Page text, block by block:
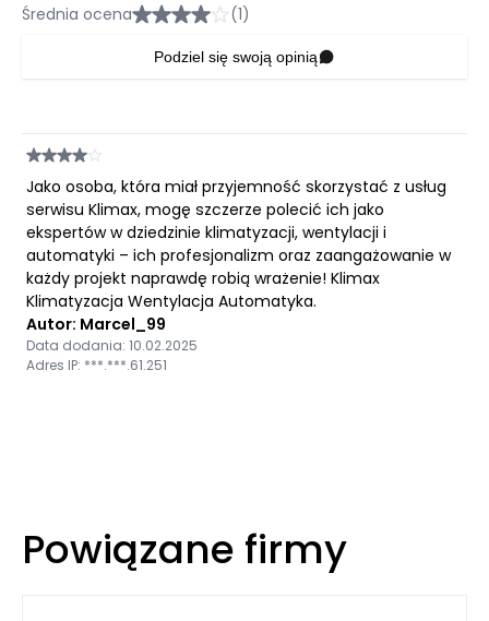
Średnia ocena (1)
Podziel się swoją opinią
Jako osoba, która miał przyjemność skorzystać z usług
serwisu Klimax, mogę szczerze polecić ich jako
ekspertów w dziedzinie klimatyzacji, wentylacji i
automatyki – ich profesjonalizm oraz zaangażowanie w
każdy projekt naprawdę robią wrażenie! Klimax
Klimatyzacja Wentylacja Automatyka.
Autor: Marcel_99
Data dodania: 10.02.2025
Adres IP: ***.***.61.251
Powiązane firmy